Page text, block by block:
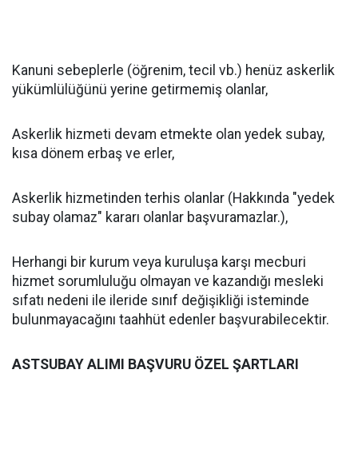
Kanuni sebeplerle (öğrenim, tecil vb.) henüz askerlik
yükümlülüğünü yerine getirmemiş olanlar,
Askerlik hizmeti devam etmekte olan yedek subay,
kısa dönem erbaş ve erler,
Askerlik hizmetinden terhis olanlar (Hakkında "yedek
subay olamaz" kararı olanlar başvuramazlar.),
Herhangi bir kurum veya kuruluşa karşı mecburi
hizmet sorumluluğu olmayan ve kazandığı mesleki
sıfatı nedeni ile ileride sınıf değişikliği isteminde
bulunmayacağını taahhüt edenler başvurabilecektir.
ASTSUBAY ALIMI BAŞVURU ÖZEL ŞARTLARI